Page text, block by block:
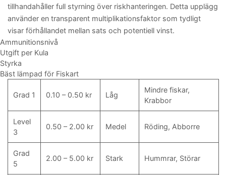
tillhandahåller full styrning över riskhanteringen. Detta upplägg
använder en transparent multiplikationsfaktor som tydligt
visar förhållandet mellan sats och potentiell vinst.
Ammunitionsnivå
Utgift per Kula
Styrka
Bäst lämpad för Fiskart
Grad 1 0.10 – 0.50 kr Låg
Mindre fiskar,
Krabbor
Level
3
0.50 – 2.00 kr Medel Röding, Abborre
Grad
5
2.00 – 5.00 kr Stark Hummrar, Störar